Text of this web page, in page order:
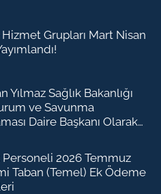
Grupları Mart Nisan
Yılmaz Sağlık Bakanlığı
ve Savunma
Daire Başkanı Olarak
Personeli 2026 Temmuz
Taban (Temel) Ek Ödeme